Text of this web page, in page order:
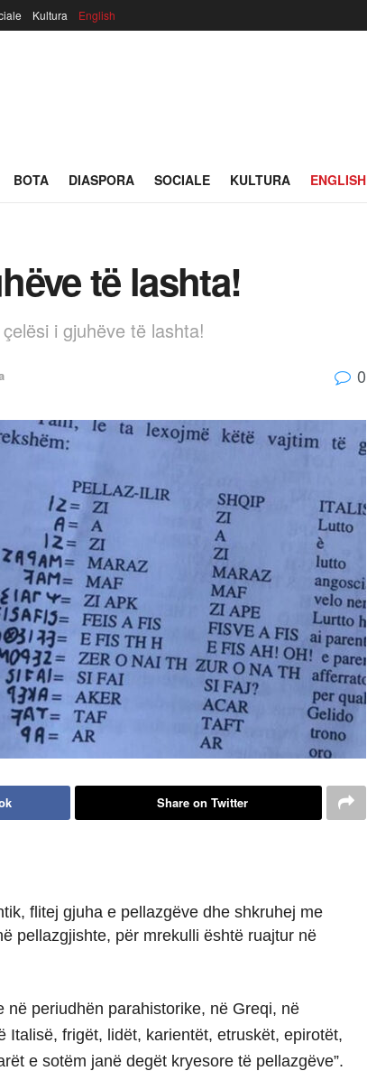
Kultura English
BOTA DIASPORA SOCIALE KULTURA ENGLISH
të lashta!
i gjuhëve të lashta!
0
Share on Twitter
flitej gjuha e pellazgëve dhe shkruhej me
pellazgjishte, për mrekulli është ruajtur në
në periudhën parahistorike, në Greqi, në
Italisë, frigët, lidët, karientët, etruskët, epirotët,
e sotëm janë degët kryesore të pellazgëve”.